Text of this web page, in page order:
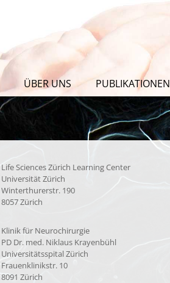
ÜBER UNS PUBLIKATIONEN
Life Sciences Zürich Learning Center
Universität Zürich
Winterthurerstr. 190
8057 Zürich
Klinik für Neurochirurgie
PD Dr. med. Niklaus Krayenbühl
Universitätsspital Zürich
Frauenklinikstr. 10
8091 Zürich